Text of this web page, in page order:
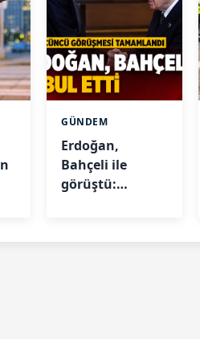
GÜNDEM
Erdoğan,
Bahçeli ile
görüştü: